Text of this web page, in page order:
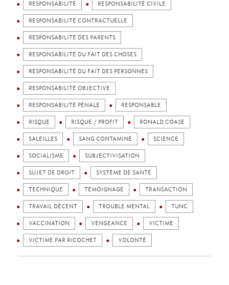
RESPONSABILITÉ RESPONSABILITÉ CIVILE
RESPONSABILITÉ CONTRACTUELLE
RESPONSABILITÉ DES PARENTS
RESPONSABILITÉ DU FAIT DES CHOSES
RESPONSABILITÉ DU FAIT DES PERSONNES
RESPONSABILITÉ OBJECTIVE
RESPONSABILITÉ PÉNALE RESPONSABLE
RISQUE RISQUE / PROFIT RONALD COASE
SALEILLES SANG CONTAMINÉ SCIENCE
SOCIALISME SUBJECTIVISATION
SUJET DE DROIT SYSTÈME DE SANTÉ
TECHNIQUE TÉMOIGNAGE TRANSACTION
TRAVAIL DÉCENT TROUBLE MENTAL TUNC
VACCINATION VENGEANCE VICTIME
VICTIME PAR RICOCHET VOLONTÉ